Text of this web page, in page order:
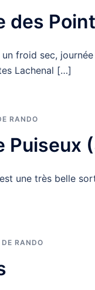
des
froid sec,
Lachenal […]
RANDO
Puiseux
une très belle
RANDO